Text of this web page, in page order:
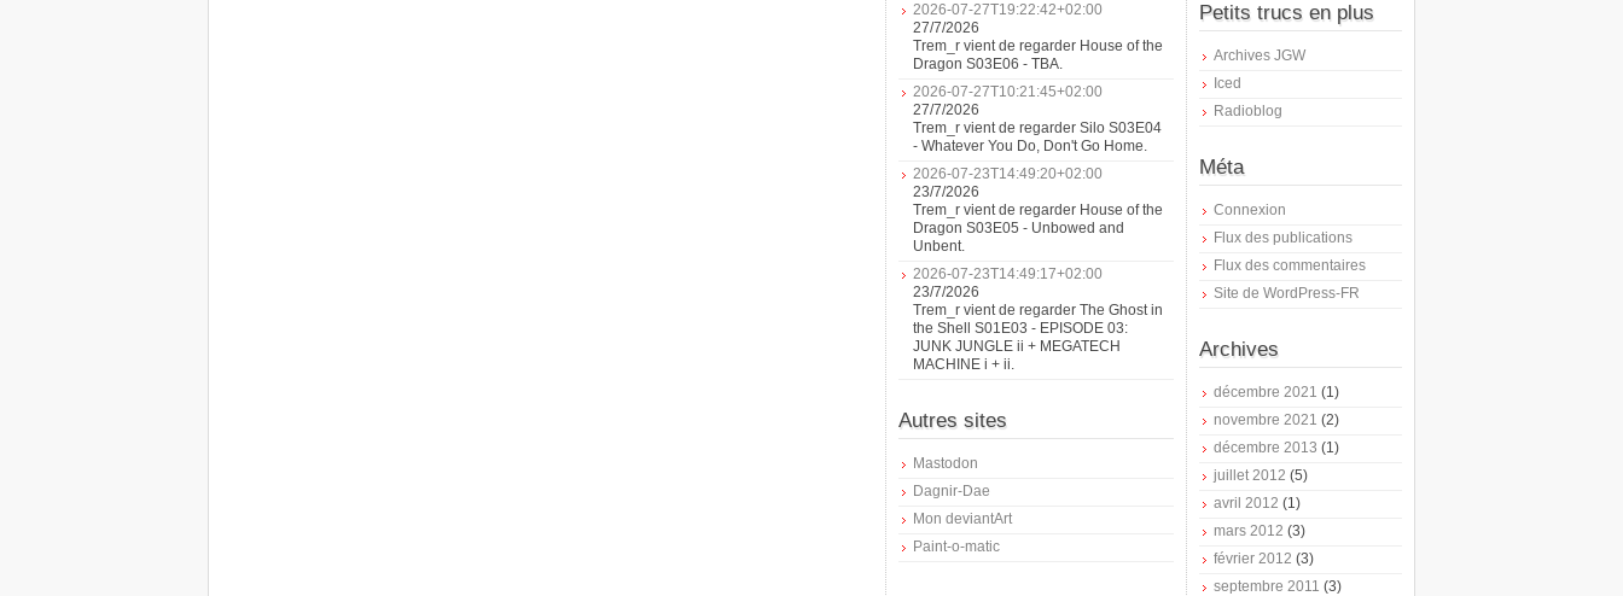
2026-07-27T19:22:42+02:00
27/7/2026
Trem_r vient de regarder House of the
Dragon S03E06 - TBA.
2026-07-27T10:21:45+02:00
27/7/2026
Trem_r vient de regarder Silo S03E04
- Whatever You Do, Don't Go Home.
2026-07-23T14:49:20+02:00
23/7/2026
Trem_r vient de regarder House of the
Dragon S03E05 - Unbowed and
Unbent.
2026-07-23T14:49:17+02:00
23/7/2026
Trem_r vient de regarder The Ghost in
the Shell S01E03 - EPISODE 03:
JUNK JUNGLE ii + MEGATECH
MACHINE i + ii.
Autres sites
Mastodon
Dagnir-Dae
Mon deviantArt
Paint-o-matic
Petits trucs en plus
Archives JGW
Iced
Radioblog
Méta
Connexion
Flux des publications
Flux des commentaires
Site de WordPress-FR
Archives
décembre 2021 (1)
novembre 2021 (2)
décembre 2013 (1)
juillet 2012 (5)
avril 2012 (1)
mars 2012 (3)
février 2012 (3)
septembre 2011 (3)